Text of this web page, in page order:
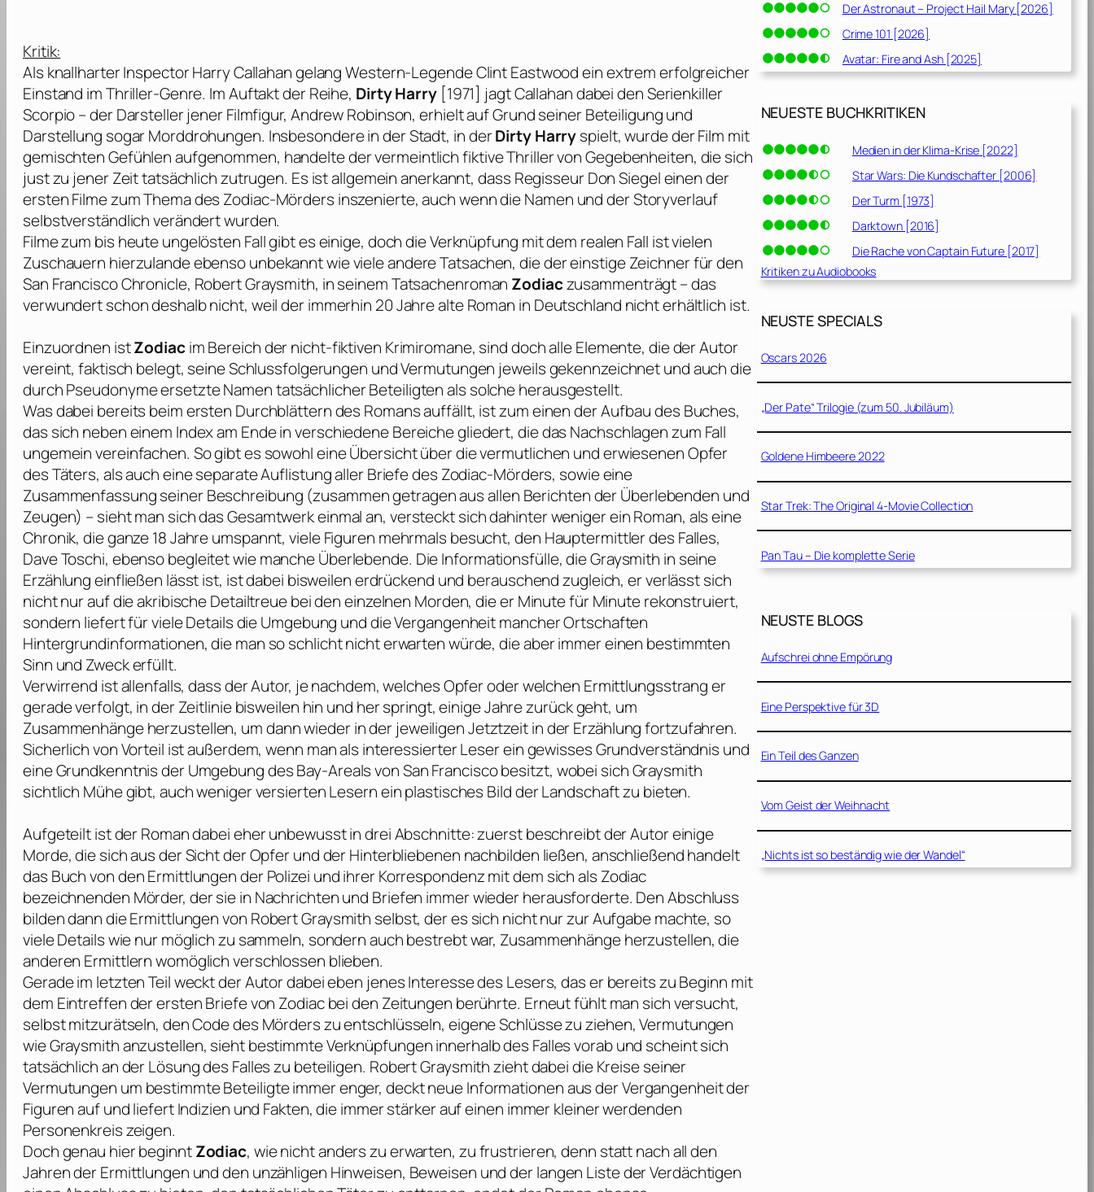
Kritik:
Als knallharter Inspector Harry Callahan gelang Western-LegendeClint Eastwoodein extrem erfolgreicher
Einstand im Thriller-Genre. Im Auftakt der Reihe, Dirty Harry[1971] jagt Callahan dabei den Serienkiller
Scorpio – der Darsteller jener Filmfigur, Andrew Robinson, erhielt auf Grund seiner Beteiligung und
Darstellung sogar Morddrohungen. Insbesondere in der Stadt, in derDirty Harryspielt, wurde der Film mit
gemischten Gefühlen aufgenommen, handelte der vermeintlich fiktive Thriller von Gegebenheiten, die sich
just zu jener Zeit tatsächlich zutrugen. Es ist allgemein anerkannt, dass RegisseurDon Siegeleinen der
ersten Filme zum Thema des Zodiac-Mörders inszenierte, auch wenn die Namen und der Storyverlauf
selbstverständlich verändert wurden.
Filme zum bis heute ungelösten Fall gibt es einige, doch die Verknüpfung mit dem realen Fall ist vielen
Zuschauern hierzulande ebenso unbekannt wie viele andere Tatsachen, die der einstige Zeichner für den
San Francisco Chronicle, Robert Graysmith, in seinem Tatsachenroman Zodiaczusammenträgt – das
verwundert schon deshalb nicht, weil der immerhin 20 Jahre alte Roman in Deutschland nicht erhältlich ist.
Einzuordnen istZodiacim Bereich der nicht-fiktiven Krimiromane, sind doch alle Elemente, die der Autor
vereint, faktisch belegt, seine Schlussfolgerungen und Vermutungen jeweils gekennzeichnet und auch die
durch Pseudonyme ersetzte Namen tatsächlicher Beteiligten als solche herausgestellt.
Was dabei bereits beim ersten Durchblättern des Romans auffällt, ist zum einen der Aufbau des Buches,
das sich neben einem Index am Ende in verschiedene Bereiche gliedert, die das Nachschlagen zum Fall
ungemein vereinfachen. So gibt es sowohl eine Übersicht über die vermutlichen und erwiesenen Opfer
des Täters, als auch eine separate Auflistung aller Briefe des Zodiac-Mörders, sowie eine
Zusammenfassung seiner Beschreibung (zusammen getragen aus allen Berichten der Überlebenden und
Zeugen) – sieht man sich das Gesamtwerk einmal an, versteckt sich dahinter weniger ein Roman, als eine
Chronik, die ganze 18 Jahre umspannt, viele Figuren mehrmals besucht, den Hauptermittler des Falles,
Dave Toschi, ebenso begleitet wie manche Überlebende. Die Informationsfülle, dieGraysmith in seine
Erzählung einfließen lässt ist, ist dabei bisweilen erdrückend und berauschend zugleich, er verlässt sich
nicht nur auf die akribische Detailtreue bei den einzelnen Morden, die er Minute für Minute rekonstruiert,
sondern liefert für viele Details die Umgebung und die Vergangenheit mancher Ortschaften
Hintergrundinformationen, die man so schlicht nicht erwarten würde, die aber immer einen bestimmten
Sinn und Zweck erfüllt.
Verwirrend ist allenfalls, dass der Autor, je nachdem, welches Opfer oder welchen Ermittlungsstrang er
gerade verfolgt, in der Zeitlinie bisweilen hin und her springt, einige Jahre zurück geht, um
Zusammenhänge herzustellen, um dann wieder in der jeweiligen Jetztzeit in der Erzählung fortzufahren.
Sicherlich von Vorteil ist außerdem, wenn man als interessierter Leser ein gewisses Grundverständnis und
eine Grundkenntnis der Umgebung des Bay-Areals von San Francisco besitzt, wobei sichGraysmith
sichtlich Mühe gibt, auch weniger versierten Lesern ein plastisches Bild der Landschaft zu bieten.
Aufgeteilt ist der Roman dabei eher unbewusst in drei Abschnitte: zuerst beschreibt der Autor einige
Morde, die sich aus der Sicht der Opfer und der Hinterbliebenen nachbilden ließen, anschließend handelt
das Buch von den Ermittlungen der Polizei und ihrer Korrespondenz mit dem sich als Zodiac
bezeichnenden Mörder, der sie in Nachrichten und Briefen immer wieder herausforderte. Den Abschluss
bilden dann die Ermittlungen von Robert Graysmith selbst, der es sich nicht nur zur Aufgabe machte, so
viele Details wie nur möglich zu sammeln, sondern auch bestrebt war, Zusammenhänge herzustellen, die
anderen Ermittlern womöglich verschlossen blieben.
Gerade im letzten Teil weckt der Autor dabei eben jenes Interesse des Lesers, das er bereits zu Beginn mit
dem Eintreffen der ersten Briefe von Zodiac bei den Zeitungen berührte. Erneut fühlt man sich versucht,
selbst mitzurätseln, den Code des Mörders zu entschlüsseln, eigene Schlüsse zu ziehen, Vermutungen
wieGraysmithanzustellen, sieht bestimmte Verknüpfungen innerhalb des Falles vorab und scheint sich
tatsächlich an der Lösung des Falles zu beteiligen. Robert Graysmithzieht dabei die Kreise seiner
Vermutungen um bestimmte Beteiligte immer enger, deckt neue Informationen aus der Vergangenheit der
Figuren auf und liefert Indizien und Fakten, die immer stärker auf einen immer kleiner werdenden
Personenkreis zeigen.
Doch genau hier beginntZodiac, wie nicht anders zu erwarten, zu frustrieren, denn statt nach all den
Jahren der Ermittlungen und den unzähligen Hinweisen, Beweisen und der langen Liste der Verdächtigen
Der Astronaut – Project Hail Mary [2026]
Crime 101 [2026]
Avatar: Fire and Ash [2025]
NEUESTE BUCHKRITIKEN
Medien in der Klima-Krise [2022]
Star Wars: Die Kundschafter [2006]
Der Turm [1973]
Darktown [2016]
Die Rache von Captain Future [2017]
Kritiken zu Audiobooks
NEUSTE SPECIALS
Oscars 2026
„Der Pate“ Trilogie (zum 50. Jubiläum)
Goldene Himbeere 2022
Star Trek: The Original 4-Movie Collection
Pan Tau – Die komplette Serie
NEUSTE BLOGS
Aufschrei ohne Empörung
Eine Perspektive für 3D
Ein Teil des Ganzen
Vom Geist der Weihnacht
„Nichts ist so beständig wie der Wandel“